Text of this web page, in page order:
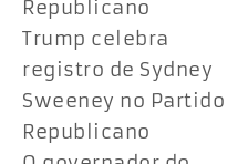
Republicano
Trump celebra
registro de Sydney
Sweeney no Partido
Republicano